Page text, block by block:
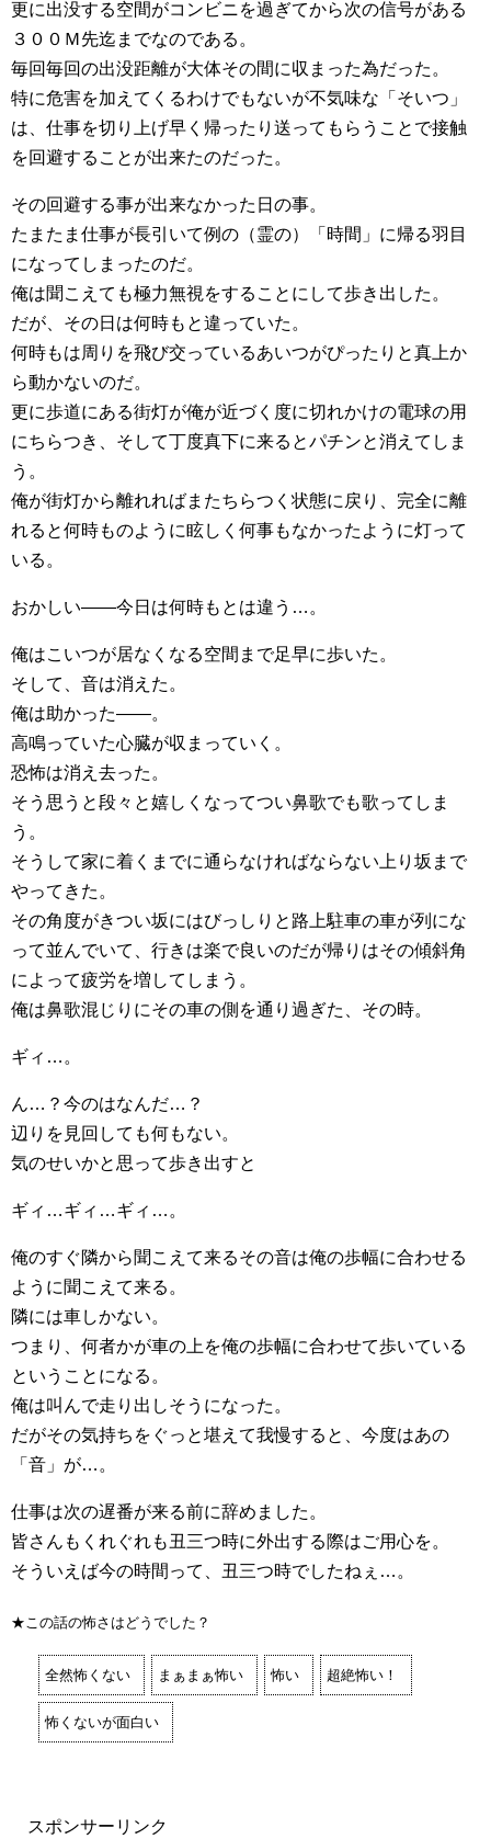
更に出没する空間がコンビニを過ぎてから次の信号がある
３００Ｍ先迄までなのである。
毎回毎回の出没距離が大体その間に収まった為だった。
特に危害を加えてくるわけでもないが不気味な「そいつ」
は、仕事を切り上げ早く帰ったり送ってもらうことで接触
を回避することが出来たのだった。
その回避する事が出来なかった日の事。
たまたま仕事が長引いて例の（霊の）「時間」に帰る羽目
になってしまったのだ。
俺は聞こえても極力無視をすることにして歩き出した。
だが、その日は何時もと違っていた。
何時もは周りを飛び交っているあいつがぴったりと真上か
ら動かないのだ。
更に歩道にある街灯が俺が近づく度に切れかけの電球の用
にちらつき、そして丁度真下に来るとパチンと消えてしま
う。
俺が街灯から離れればまたちらつく状態に戻り、完全に離
れると何時ものように眩しく何事もなかったように灯って
いる。
おかしい――今日は何時もとは違う…。
俺はこいつが居なくなる空間まで足早に歩いた。
そして、音は消えた。
俺は助かった――。
高鳴っていた心臓が収まっていく。
恐怖は消え去った。
そう思うと段々と嬉しくなってつい鼻歌でも歌ってしま
う。
そうして家に着くまでに通らなければならない上り坂まで
やってきた。
その角度がきつい坂にはびっしりと路上駐車の車が列にな
って並んでいて、行きは楽で良いのだが帰りはその傾斜角
によって疲労を増してしまう。
俺は鼻歌混じりにその車の側を通り過ぎた、その時。
ギィ…。
ん…？今のはなんだ…？
辺りを見回しても何もない。
気のせいかと思って歩き出すと
ギィ…ギィ…ギィ…。
俺のすぐ隣から聞こえて来るその音は俺の歩幅に合わせる
ように聞こえて来る。
隣には車しかない。
つまり、何者かが車の上を俺の歩幅に合わせて歩いている
ということになる。
俺は叫んで走り出しそうになった。
だがその気持ちをぐっと堪えて我慢すると、今度はあの
「音」が…。
仕事は次の遅番が来る前に辞めました。
皆さんもくれぐれも丑三つ時に外出する際はご用心を。
そういえば今の時間って、丑三つ時でしたねぇ…。
★この話の怖さはどうでした？
全然怖くない まぁまぁ怖い 怖い 超絶怖い！
怖くないが面白い
スポンサーリンク